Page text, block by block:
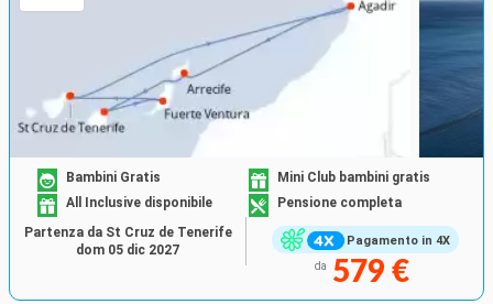
Pagamento in 4X
Bambini Gratis
Mini Club bambini gratis
All Inclusive disponibile
Pensione completa
da 579 €
Partenza da St Cruz de Tenerife
dom 05 dic 2027